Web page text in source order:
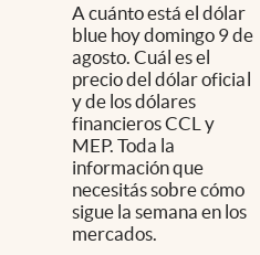
A cuánto está el dólar
blue hoy domingo 9 de
agosto. Cuál es el
precio del dólar oficial
y de los dólares
financieros CCL y
MEP. Toda la
información que
necesitás sobre cómo
sigue la semana en los
mercados.